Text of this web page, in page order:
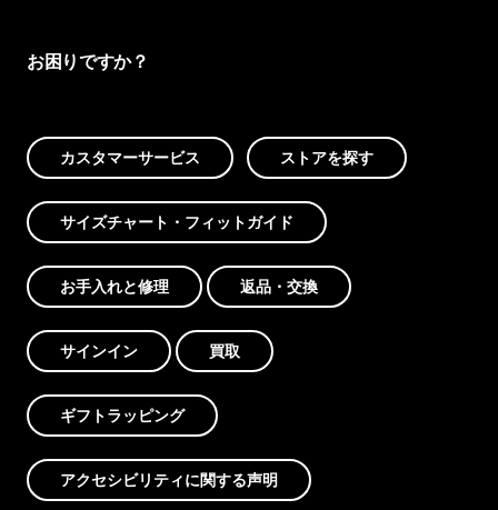
お困りですか？
カスタマーサービス ストアを探す
サイズチャート・フィットガイド
お手入れと修理 返品・交換
サインイン 買取
ギフトラッピング
アクセシビリティに関する声明